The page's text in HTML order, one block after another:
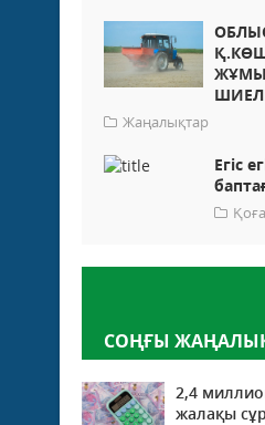
Жаңалықтар
Егіс
СОҢҒЫ
2,4
жалақы